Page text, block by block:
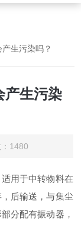
生污染吗？
产生污染
1480
用于中转物料在
后输送，与集尘
分配有振动器，